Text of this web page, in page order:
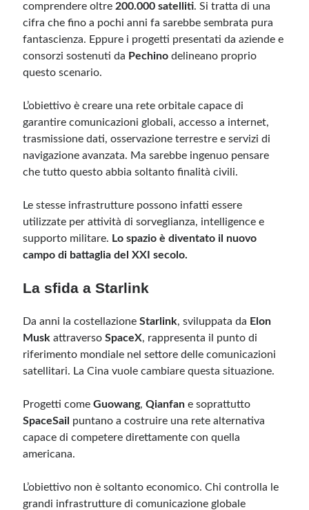
comprendere oltre 200.000 satelliti. Si tratta di una
cifra che fino a pochi anni fa sarebbe sembrata pura
fantascienza. Eppure i progetti presentati da aziende e
consorzi sostenuti da Pechino delineano proprio
questo scenario.
L’obiettivo è creare una rete orbitale capace di
garantire comunicazioni globali, accesso a internet,
trasmissione dati, osservazione terrestre e servizi di
navigazione avanzata. Ma sarebbe ingenuo pensare
che tutto questo abbia soltanto finalità civili.
Le stesse infrastrutture possono infatti essere
utilizzate per attività di sorveglianza, intelligence e
supporto militare. Lo spazio è diventato il nuovo
campo di battaglia del XXI secolo.
La sfida a Starlink
Da anni la costellazioneStarlink, sviluppata da Elon
Musk attraversoSpaceX, rappresenta il punto di
riferimento mondiale nel settore delle comunicazioni
satellitari. La Cina vuole cambiare questa situazione.
Progetti comeGuowang,Qianfan e soprattutto
SpaceSail puntano a costruire una rete alternativa
capace di competere direttamente con quella
americana.
L’obiettivo non è soltanto economico. Chi controlla le
grandi infrastrutture di comunicazione globale